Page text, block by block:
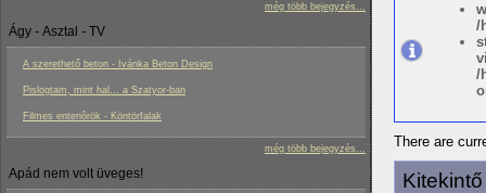
még több bejegyzés...
Ágy - Asztal - TV
A szerethető beton - Ivánka Beton Design
Pislogtam, mint hal... a Szatyor-ban
Filmes enteriôrök - Köntörfalak
még több bejegyzés...
Apád nem volt üveges!
/
/
There are